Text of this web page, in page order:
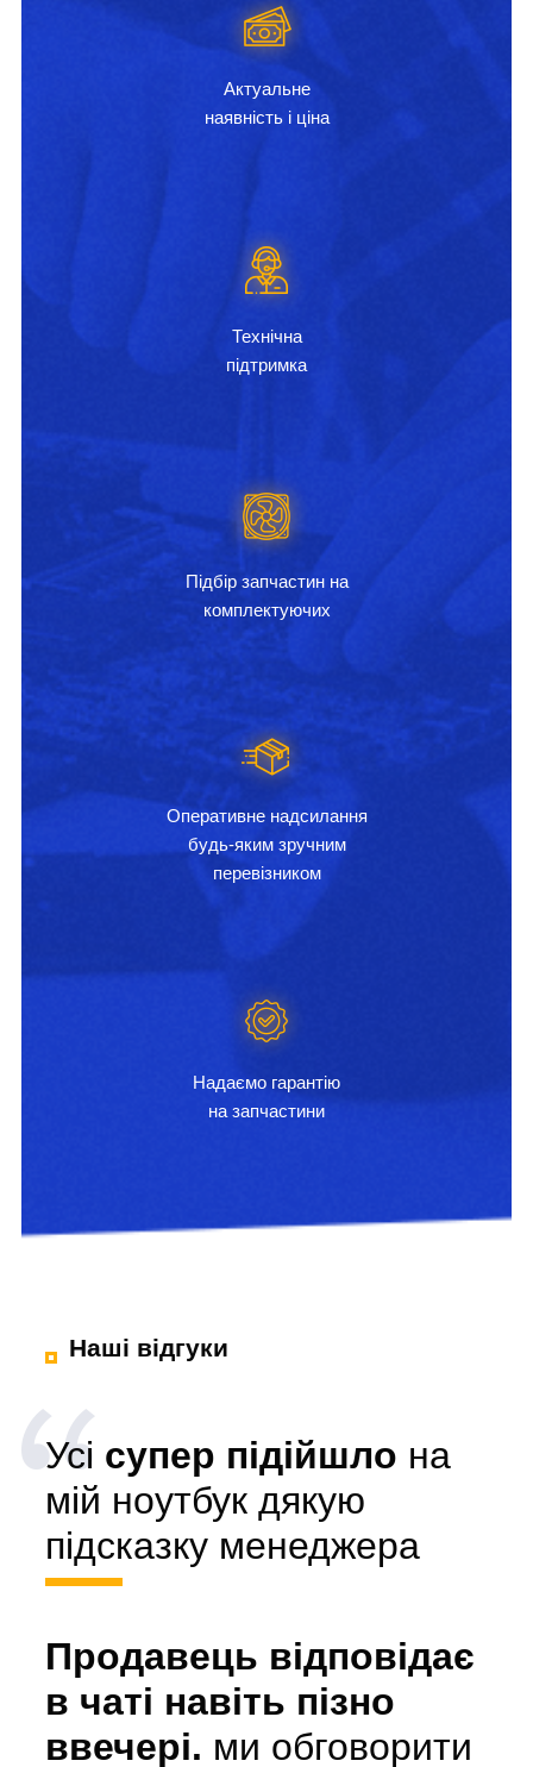
Актуальне
наявність і ціна
Технічна
підтримка
Підбір запчастин на
комплектуючих
Оперативне надсилання
будь-яким зручним
перевізником
Надаємо гарантію
на запчастини
Наші відгуки
Усі супер підійшло на
мій ноутбук дякую
підсказку менеджера
Продавець відповідає
в чаті навіть пізно
ввечері. ми обговорити